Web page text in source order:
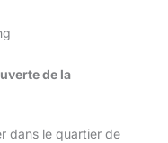
de la
dans le quartier de